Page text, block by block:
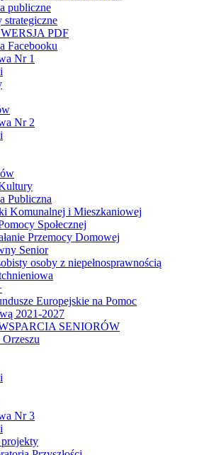
publiczne
PDF
Facebooku
Nr 1
Nr 2
Publiczna
Komunalnej i Mieszkaniowej
Społecznej
Przemocy Domowej
Senior
osoby z niepełnosprawnością
Europejskie na Pomoc
2021-2027
SENIORÓW
Nr 3